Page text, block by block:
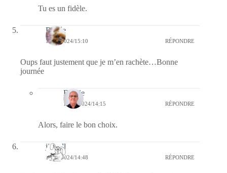
Tu es un fidèle.
Renée
15/11/2024/15:10 RÉPONDRE
Oups faut justement que je m’en rachète…Bonne
journée
Bernie
17/11/2024/14:15 RÉPONDRE
Alors, faire le bon choix.
jill bill
15/11/2024/14:48 RÉPONDRE